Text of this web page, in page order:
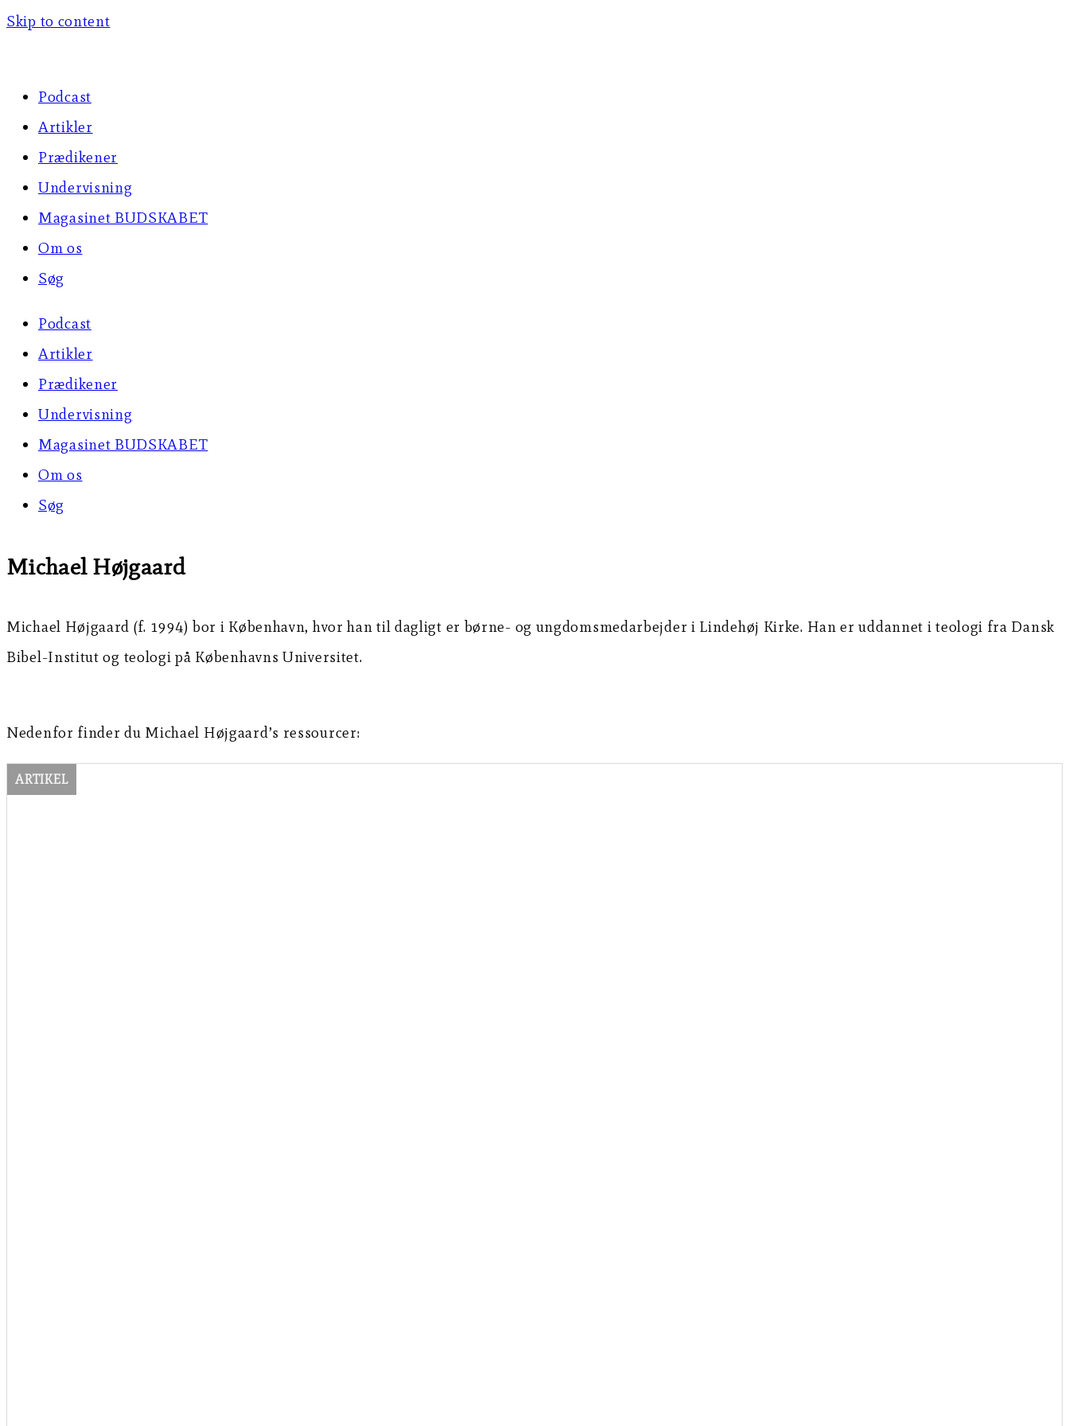
Skip to content
Podcast
Artikler
Prædikener
Undervisning
Magasinet BUDSKABET
Om os
Søg
Podcast
Artikler
Prædikener
Undervisning
Magasinet BUDSKABET
Om os
Søg
Michael Højgaard
Michael Højgaard (f. 1994) bor i København, hvor han til dagligt er børne- og ungdomsmedarbejder i Lindehøj Kirke. Han er uddannet i teologi fra Dansk
Bibel-Institut og teologi på Københavns Universitet.
Nedenfor finder du Michael Højgaard’s ressourcer:
ARTIKEL